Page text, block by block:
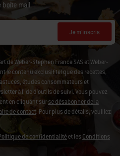
boîte mail.
Je m'inscris
de Weber-Stephen France SAS et Weber-
le contenu exclusif tel que des recettes,
études consommateurs et
à l'ide d'outils de suivi. Vous pouvez
en cliquant surse désabonner de la
de contact. Pour plus de détails, veuillez
de confidentialitéet lesConditions